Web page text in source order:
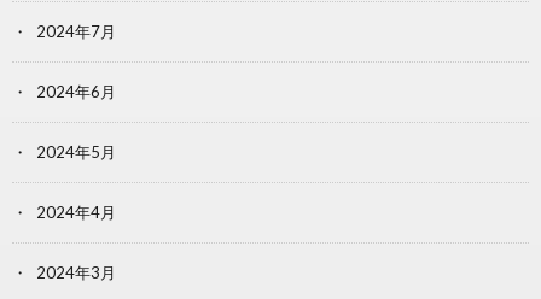
2024年7月
2024年6月
2024年5月
2024年4月
2024年3月